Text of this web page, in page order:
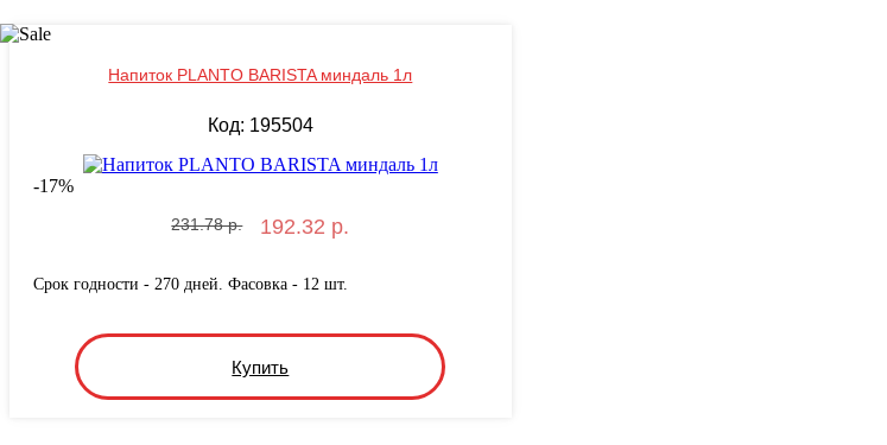
Напиток PLANTO BARISTA миндаль 1л
Код: 195504
-17%
231.78 р. 192.32 р.
Срок годности - 270 дней. Фасовка - 12 шт.
Купить